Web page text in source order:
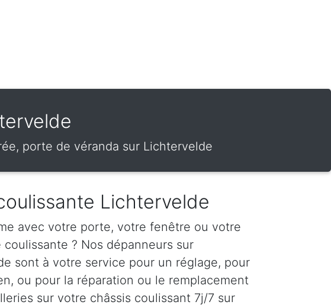
porte de véranda sur Lichtervelde
Lichtervelde
avec votre porte, votre fenêtre ou votre
coulissante ? Nos dépanneurs sur
sont à votre service pour un réglage, pour
ou pour la réparation ou le remplacement
sur votre châssis coulissant 7j/7 sur